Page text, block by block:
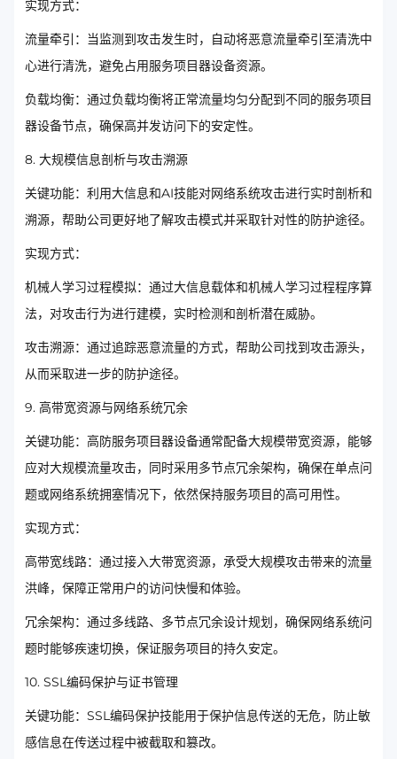
实现方式：
流量牵引：当监测到攻击发生时，自动将恶意流量牵引至清洗中
心进行清洗，避免占用服务项目器设备资源。
负载均衡：通过负载均衡将正常流量均匀分配到不同的服务项目
器设备节点，确保高并发访问下的安定性。
8. 大规模信息剖析与攻击溯源
关键功能：利用大信息和AI技能对网络系统攻击进行实时剖析和
溯源，帮助公司更好地了解攻击模式并采取针对性的防护途径。
实现方式：
机械人学习过程模拟：通过大信息载体和机械人学习过程程序算
法，对攻击行为进行建模，实时检测和剖析潜在威胁。
攻击溯源：通过追踪恶意流量的方式，帮助公司找到攻击源头，
从而采取进一步的防护途径。
9. 高带宽资源与网络系统冗余
关键功能：高防服务项目器设备通常配备大规模带宽资源，能够
应对大规模流量攻击，同时采用多节点冗余架构，确保在单点问
题或网络系统拥塞情况下，依然保持服务项目的高可用性。
实现方式：
高带宽线路：通过接入大带宽资源，承受大规模攻击带来的流量
洪峰，保障正常用户的访问快慢和体验。
冗余架构：通过多线路、多节点冗余设计规划，确保网络系统问
题时能够疾速切换，保证服务项目的持久安定。
10. SSL编码保护与证书管理
关键功能：SSL编码保护技能用于保护信息传送的无危，防止敏
感信息在传送过程中被截取和篡改。